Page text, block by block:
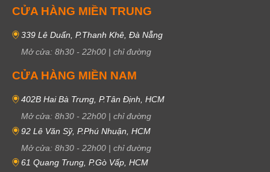
CỬA HÀNG MIỀN TRUNG
339 Lê Duẩn, P.Thanh Khê, Đà Nẵng
Mở cửa: 8h30 - 22h00 | chỉ đường
CỬA HÀNG MIỀN NAM
402B Hai Bà Trưng, P.Tân Định, HCM
Mở cửa: 8h30 - 22h00 | chỉ đường
92 Lê Văn Sỹ, P.Phú Nhuận, HCM
Mở cửa: 8h30 - 22h00 | chỉ đường
61 Quang Trung, P.Gò Vấp, HCM